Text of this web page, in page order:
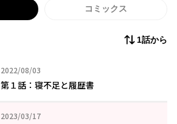
コミックス
1話から
2022/08/03
2022年08月03日
第１話：寝不足と履歴書
2023/03/17
2023年03月17日